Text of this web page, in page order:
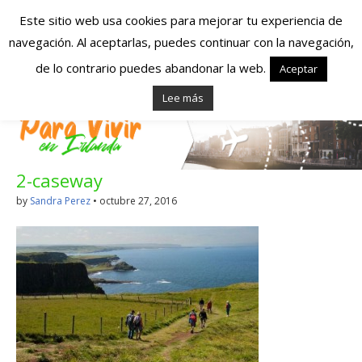
Españoles en
Irlanda – Vivir en
Irlanda – Trabajo
en Irlanda –
Alojamiento en
Irlanda
Blog dedicado a los que viven, estudian y trabajan en
Irlanda!
2-caseway
by Sandra Perez • octubre 27, 2016
Este sitio web usa cookies para mejorar tu experiencia de
navegación. Al aceptarlas, puedes continuar con la navegación,
de lo contrario puedes abandonar la web.
Aceptar
Lee más